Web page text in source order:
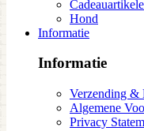
Hond
Informatie
Informatie
Verzending &
Algemene
Privacy